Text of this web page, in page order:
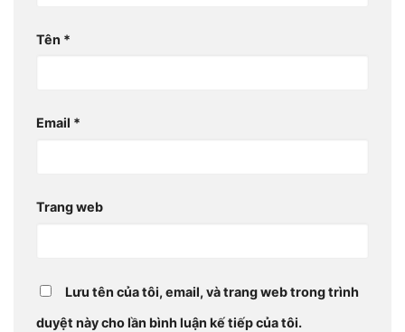
Tên *
Email *
Trang web
Lưu tên của tôi, email, và trang web trong trình
duyệt này cho lần bình luận kế tiếp của tôi.